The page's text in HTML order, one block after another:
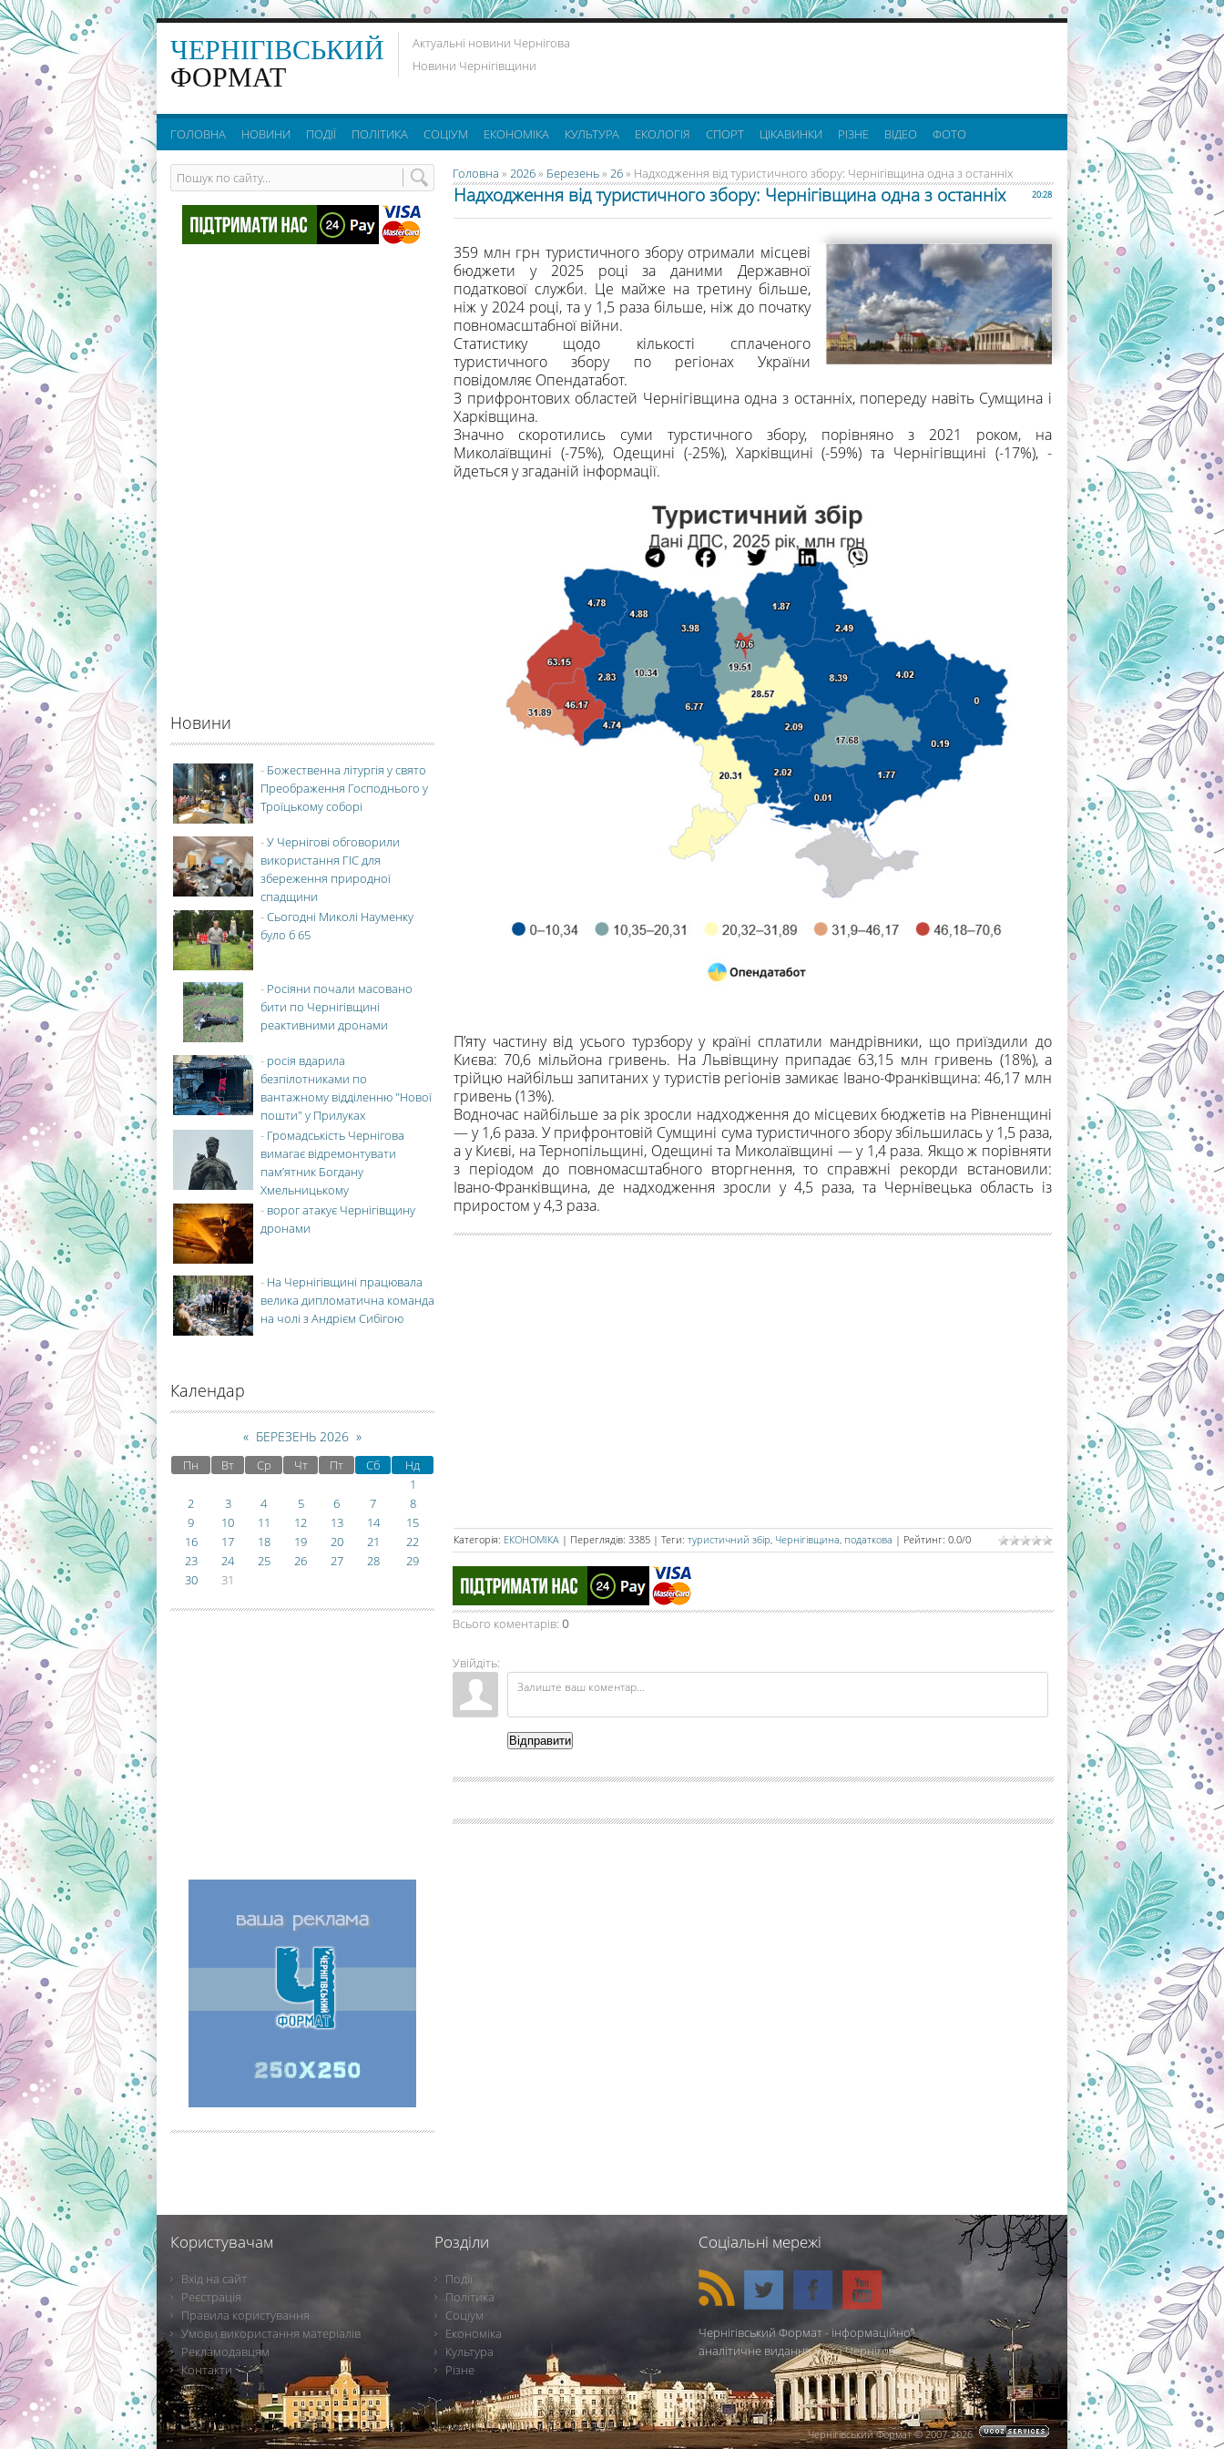
реклама партнерів:
ЧЕРНІГІВСЬКИЙ
ФОРМАТ
Актуальні новини Чернігова
Новини Чернігівщини
ГОЛОВНА НОВИНИ ПОДІЇ ПОЛІТИКА СОЦІУМ ЕКОНОМІКА КУЛЬТУРА ЕКОЛОГІЯ СПОРТ ЦІКАВИНКИ РІЗНЕ ВІДЕО ФОТО
Головна » 2026» Березень» 26» Надходження від туристичного збору: Чернігівщина одна з останніх
20:28
Надходження від туристичного збору: Чернігівщина одна з останніх
359 млн грн туристичного збору отримали місцеві
бюджети у 2025 році за даними Державної
податкової служби. Це майже на третину більше,
ніж у 2024 році, та у 1,5 раза більше, ніж до початку
повномасштабної війни.
Статистику щодо кількості сплаченого
туристичного збору по регіонах України
повідомляє Опендатабот.
З прифронтових областей Чернігівщина одна з останніх, попереду навіть Сумщина і
Харківщина.
Значно скоротились суми турстичного збору, порівняно з 2021 роком, на
Миколаївщині (-75%), Одещині (-25%), Харківщині (-59%) та Чернігівщині (-17%), -
йдеться у згаданій інформації.
П’яту частину від усього турзбору у країні сплатили мандрівники, що приїздили до
Києва: 70,6 мільйона гривень. На Львівщину припадає 63,15 млн гривень (18%), а
трійцю найбільш запитаних у туристів регіонів замикає Івано-Франківщина: 46,17 млн
гривень (13%).
Водночас найбільше за рік зросли надходження до місцевих бюджетів на Рівненщині
— у 1,6 раза. У прифронтовій Сумщині сума туристичного збору збільшилась у 1,5 раза,
а у Києві, на Тернопільщині, Одещині та Миколаївщині — у 1,4 раза. Якщо ж порівняти
з періодом до повномасштабного вторгнення, то справжні рекорди встановили:
Івано-Франківщина, де надходження зросли у 4,5 раза, та Чернівецька область із
приростом у 4,3 раза.
Категорія: ЕКОНОМІКА | Переглядів: 3385 | Теги: туристичний збір, Чернігівщина, податкова | Рейтинг: 0.0/0
Всього коментарів: 0
Увійдіть:
Відправити
Новини
- Божественна літургія у свято
Преображення Господнього у
Троїцькому соборі
-У Чернігові обговорили
використання ГІС для
збереження природної
спадщини
-Сьогодні Миколі Науменку
було б 65
- Росіяни почали масовано
бити по Чернігівщині
реактивними дронами
- росія вдарила
безпілотниками по
вантажному відділенню "Нової
пошти" у Прилуках
- Громадськість Чернігова
вимагає відремонтувати
пам’ятник Богдану
Хмельницькому
- ворог атакує Чернігівщину
дронами
- На Чернігівщині працювала
велика дипломатична команда
на чолі з Андрієм Сибігою
Календар
« БЕРЕЗЕНЬ 2026 »
Пн Вт Ср Чт Пт Сб
Нд
1
2
3 4 5 6 7
8
9
10 11 12 13 14
15
16
17 18 19 20 21
22
23
24 25 26 27 28
29
30
31
Користувачам
Вхід на сайт
Реєстрація
Правила користування
Умови використання матеріалів
Рекламодавцям
Контакти
Розділи
Події
Політика
Соціум
Економіка
Культура
Різне
Соціальні мережі
Чернігівський Формат - інформаційно-
аналітичне видання міста Чернігова.
Чернігівський Формат © 2007-2026. .